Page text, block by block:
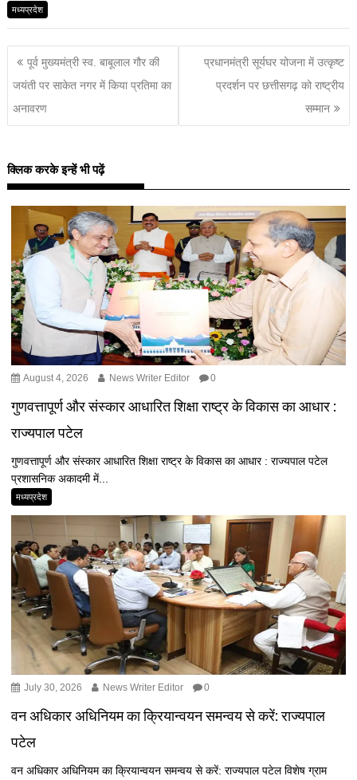
मध्यप्रदेश
पूर्व मुख्यमंत्री स्व. बाबूलाल गौर की
जयंती पर साकेत नगर में किया प्रतिमा का
अनावरण
प्रधानमंत्री सूर्यघर योजना में उत्कृष्ट
प्रदर्शन पर छत्तीसगढ़ को राष्ट्रीय
सम्मान
क्लिक करके इन्हें भी पढ़ें
August 4, 2026 News Writer Editor 0
गुणवत्तापूर्ण और संस्कार आधारित शिक्षा राष्ट्र के विकास का आधार :
राज्यपाल पटेल
गुणवत्तापूर्ण और संस्कार आधारित शिक्षा राष्ट्र के विकास का आधार : राज्यपाल पटेल
प्रशासनिक अकादमी में...
मध्यप्रदेश
July 30, 2026 News Writer Editor 0
वन अधिकार अधिनियम का क्रियान्‍वयन समन्‍वय से करें: राज्यपाल
पटेल
वन अधिकार अधिनियम का क्रियान्‍वयन समन्‍वय से करें: राज्यपाल पटेल विशेष ग्राम